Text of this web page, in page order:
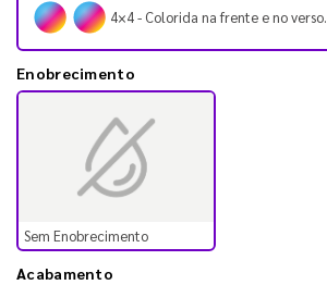
4×4 - Colorida na frente e no verso.
Enobrecimento
Sem Enobrecimento
Acabamento